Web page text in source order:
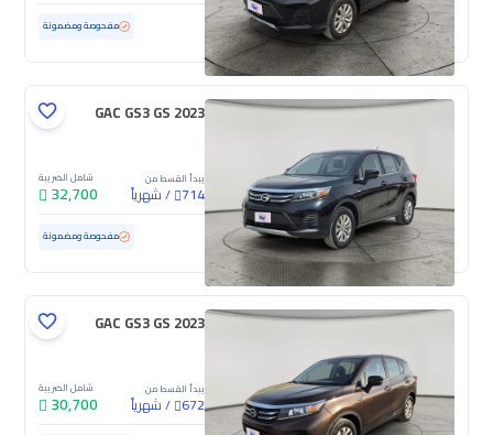
مستعملة 70,725 كم مفحوصة ومضمونة
GAC GS3 GS 2023
يبدأ القسط من
714
/شهرياً
شامل الضريبة
32,700
مستعملة 86,486 كم مفحوصة ومضمونة
GAC GS3 GS 2023
يبدأ القسط من
672
/شهرياً
شامل الضريبة
30,700